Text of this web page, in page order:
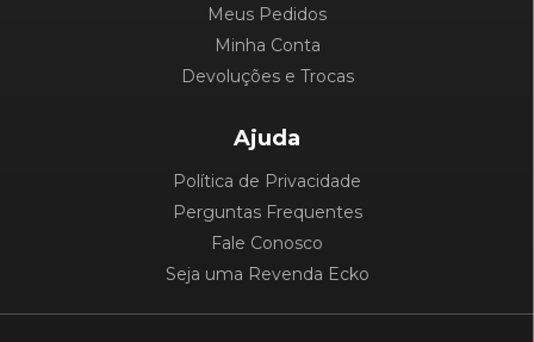
Meus Pedidos
Minha Conta
Devoluções e Trocas
Ajuda
Política de Privacidade
Perguntas Frequentes
Fale Conosco
Seja uma Revenda Ecko